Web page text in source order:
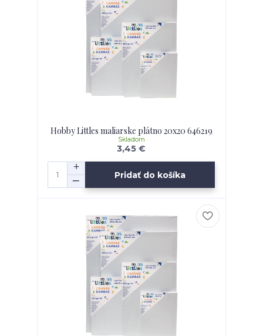
Hobby Littles maliarske plátno 20x20 646219
3,45 €
Skladom
Pridať do košíka